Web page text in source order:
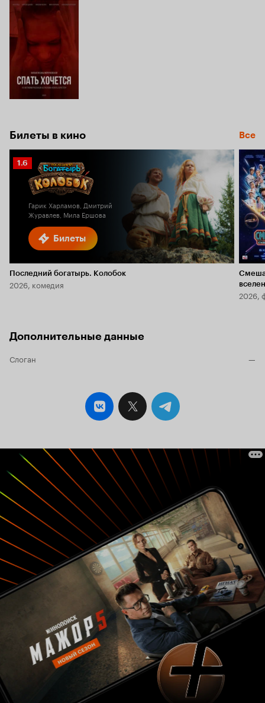
Билеты в кино Все
Билеты
Рейтинг
Кинопоиска
1.6
Гарик Харламов, Дмитрий
Журавлев, Мила Ершова
Последний богатырь. Колобок
2026, комедия
2026,
Дополнительные данные
Слоган —